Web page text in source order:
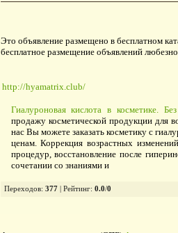
Это объявление размещено в бесплатном
бесплатное размещение объявлений
http://hyamatrix.club/
Гиалуроновая кислота в косметике.
продажу косметической продукции для
нас Вы можете заказать косметику с
ценам. Коррекция возрастных
процедур, восстановление после
сочетании со знаниями и
Переходов: 377 Рейтинг: 0.0/0